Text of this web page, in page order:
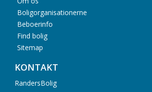
Boligorganisationerne
Beboerinfo
Find bolig
Sitemap
KONTAKT
RandersBolig